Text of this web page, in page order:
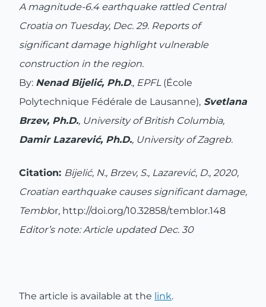
A magnitude-6.4 earthquake rattled Central
Croatia on Tuesday, Dec. 29. Reports of
significant damage highlight vulnerable
construction in the region.
By: Nenad Bijelić, Ph.D., EPFL(École
Polytechnique Fédérale de Lausanne), Svetlana
Brzev, Ph.D., University of British Columbia,
Damir Lazarević, Ph.D., University of Zagreb.
Citation: Bijelić, N., Brzev, S., Lazarević, D., 2020,
Croatian earthquake causes significant damage,
Temblor, http://doi.org/10.32858/temblor.148
Editor’s note: Article updated Dec. 30
The article is available at the link.